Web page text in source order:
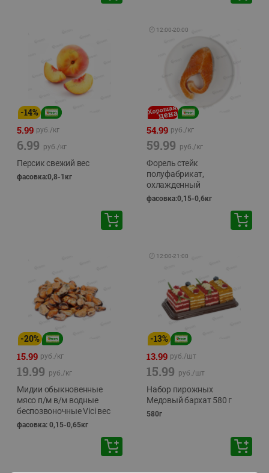
-14%
5.99 руб./кг
6.99 руб./кг
Персик свежий вес
фасовка:0,8-1кг
🕘 12:00-20:00
54.99 руб./кг
59.99 руб./кг
Форель стейк
полуфабрикат,
охлажденный
фасовка:0,15-0,6кг
-20%
15.99 руб./кг
19.99 руб./кг
Мидии обыкновенные
мясо п/м в/м водные
беспозвоночные Vici вес
фасовка: 0,15-0,65кг
🕘 12:00-21:00
-13%
13.99 руб./шт
15.99 руб./шт
Набор пирожных
Медовый бархат 580 г
580г